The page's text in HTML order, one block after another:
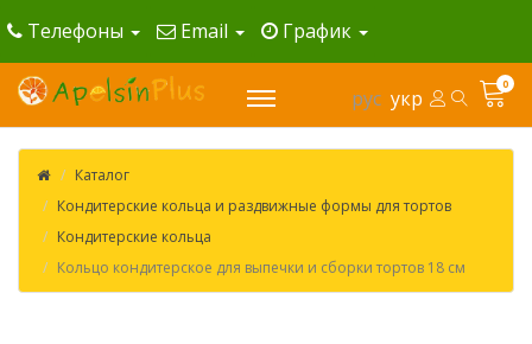
Телефоны Email График
рус укр
0
Каталог
Кондитерские кольца и раздвижные формы для тортов
Кондитерские кольца
Кольцо кондитерское для выпечки и сборки тортов 18 см